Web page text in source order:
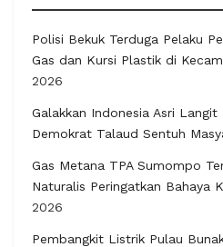
Polisi Bekuk Terduga Pelaku
Gas dan Kursi Plastik di
2026
Galakkan Indonesia Asri Langit
Demokrat Talaud Sentuh
Gas Metana TPA Sumompo
Naturalis Peringatkan Bahaya
2026
Pembangkit Listrik Pulau